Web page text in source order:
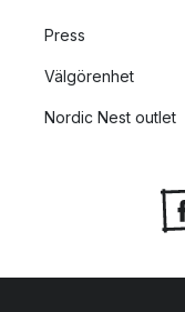
Press
Välgörenhet
Nordic Nest outlet